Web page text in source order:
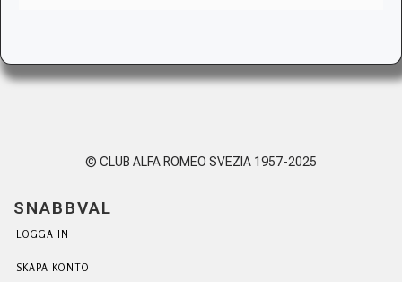
© CLUB ALFA ROMEO SVEZIA 1957-2025
SNABBVAL
LOGGA IN
SKAPA KONTO